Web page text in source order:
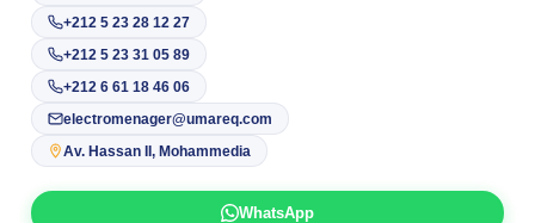
+212 5 23 28 12 27
+212 5 23 31 05 89
+212 6 61 18 46 06
electromenager@umareq.com
Av. Hassan II, Mohammedia
WhatsApp